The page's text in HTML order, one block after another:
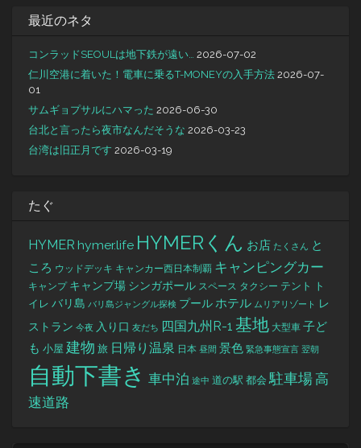
最近のネタ
コンラッドSEOULは地下鉄が遠い…
2026-07-02
仁川空港に着いた！電車に乗るT-MONEYの入手方法 2026-07-
01
サムギョプサルにハマった 2026-06-30
台北と言ったら夜市なんだそうな 2026-03-23
台湾は旧正月です 2026-03-19
たぐ
HYMER hymer.life HYMERくん お店 たくさん と
ころ ウッドデッキ キャンカー西日本制覇 キャンピングカー
キャンプ キャンプ場 シンガポール スペース タクシー テント
ト
イレ バリ島 バリ島ジャングル探検 プールホテル ムリアリゾート
レ
ストラン 今夜 入り口 友だち 四国九州R-1 基地 大型車 子ど
も 小屋 建物 旅 日帰り温泉 日本 昼間 景色 緊急事態宣言 翌朝
自動下書き 車中泊 途中 道の駅 都会 駐車場高
速道路